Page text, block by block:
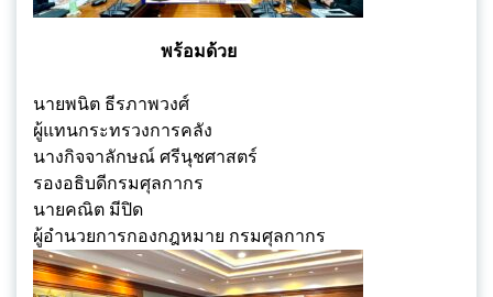
พร้อมด้วย
นายพนิต ธีรภาพวงศ์
ผู้แทนกระทรวงการคลัง
นางกิจจาลักษณ์ ศรีนุชศาสตร์
รองอธิบดีกรมศุลกากร
นายคณิต มีปิด
ผู้อำนวยการกองกฎหมาย กรมศุลกากร